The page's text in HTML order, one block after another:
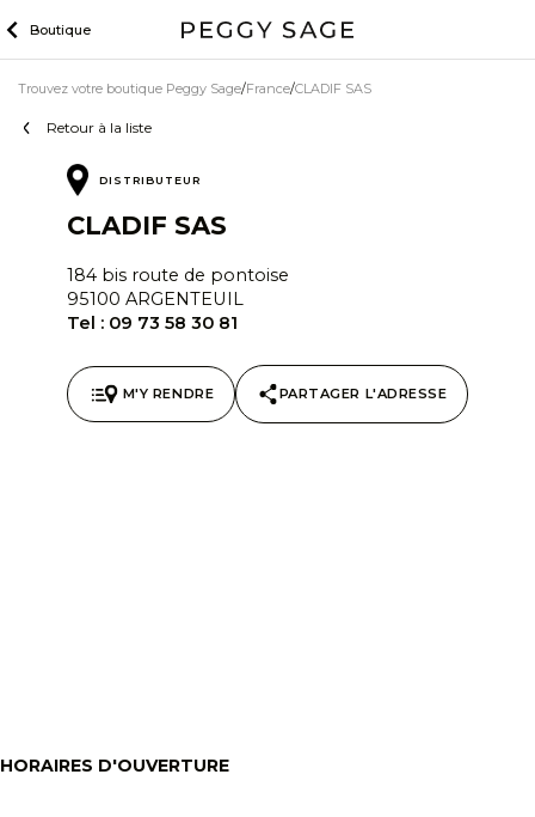
to
Boutique
Retour à la liste
Trouvez votre boutique Peggy Sage France CLADIF SAS
DISTRIBUTEUR
CLADIF SAS
184 bis route de pontoise
95100 ARGENTEUIL
Tel : 09 73 58 30 81
M'Y RENDRE PARTAGER L'ADRESSE
HORAIRES D'OUVERTURE